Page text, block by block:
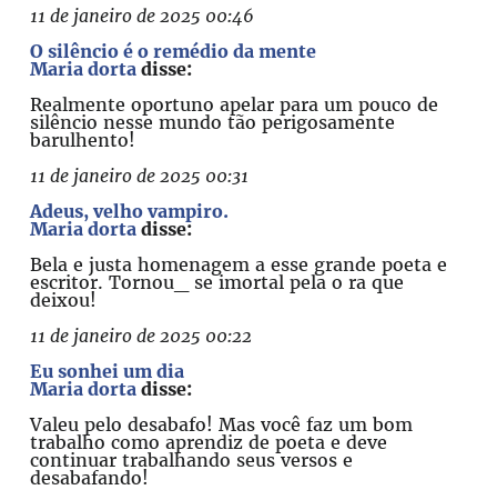
11 de janeiro de 2025 00:46
O silêncio é o remédio da mente
Maria dorta disse:
Realmente oportuno apelar para um pouco de
silêncio nesse mundo tão perigosamente
barulhento!
11 de janeiro de 2025 00:31
Adeus, velho vampiro.
Maria dorta disse:
Bela e justa homenagem a esse grande poeta e
escritor. Tornou_ se imortal pela o ra que
deixou!
11 de janeiro de 2025 00:22
Eu sonhei um dia
Maria dorta disse:
Valeu pelo desabafo! Mas você faz um bom
trabalho como aprendiz de poeta e deve
continuar trabalhando seus versos e
desabafando!